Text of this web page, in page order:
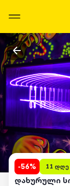
-56% 11 დღე
დახურული